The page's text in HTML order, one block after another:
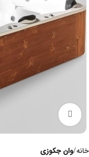
Click to enlarge
خانه وان جکوزی